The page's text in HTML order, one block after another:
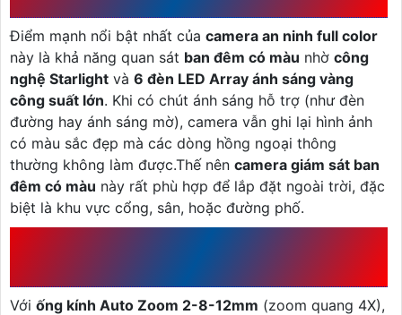
Điểm mạnh nổi bật nhất của camera an ninh full color
này là khả năng quan sát ban đêm có màu nhờ công
nghệ Starlight và 6 đèn LED Array ánh sáng vàng
công suất lớn. Khi có chút ánh sáng hỗ trợ (như đèn
đường hay ánh sáng mờ), camera vẫn ghi lại hình ảnh
có màu sắc đẹp mà các dòng hồng ngoại thông
thường không làm được.Thế nên camera giám sát ban
đêm có màu này rất phù hợp để lắp đặt ngoài trời, đặc
biệt là khu vực cổng, sân, hoặc đường phố.
Với ống kính Auto Zoom 2-8-12mm (zoom quang 4X),